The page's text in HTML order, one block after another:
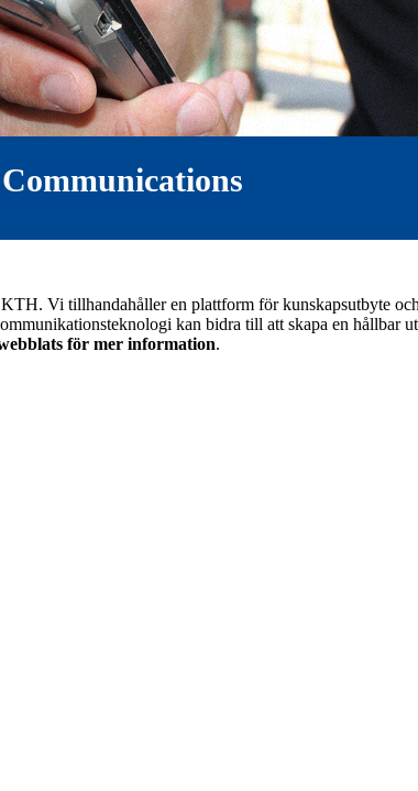
Vi tillhandahåller en plattform för kunskapsutbyte
kan bidra till att skapa en hållbar
för mer information.